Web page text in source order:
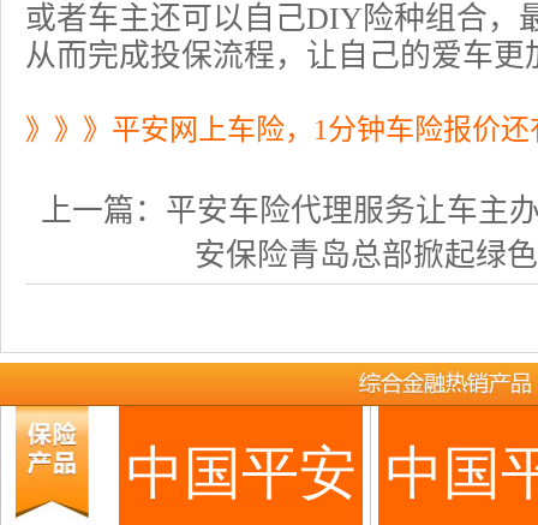
或者车主还可以自己DIY险种组合，
从而完成投保流程，让自己的爱车更
》》》平安网上车险，1分钟车险报价
上一篇： 平安车险代理服务让车主
安保险青岛总部掀起绿